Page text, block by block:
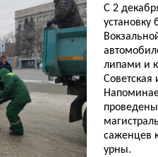
С 2
установку
липами и
Советская
проведены
саженцев
урны.